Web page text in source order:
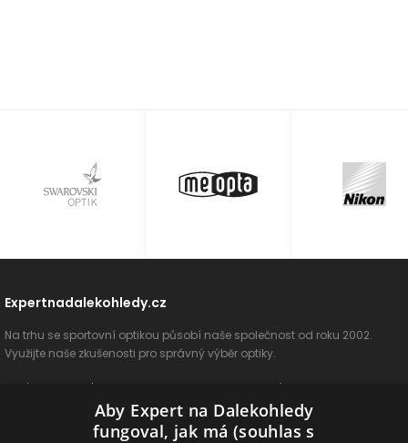
Expertnadalekohledy.cz
Na trhu se sportovní optikou působí naše společnost od roku 2002.
Využijte naše zkušenosti pro správný výběr optiky.
O nás Vše o nákupu Poradenství
Ochrana osobních údajů ODSTOUPIT OD SMLOUVY
Aby Expert na Dalekohledy
fungoval, jak má (souhlas s